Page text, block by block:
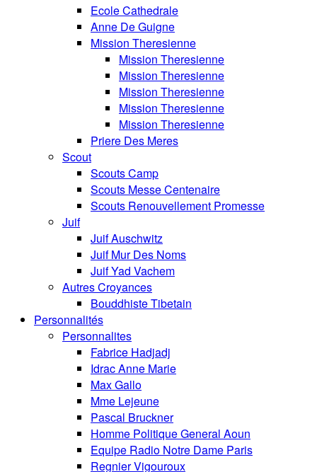
Ecole Cathedrale
Anne De Guigne
Mission Theresienne
Mission Theresienne
Mission Theresienne
Mission Theresienne
Mission Theresienne
Mission Theresienne
Priere Des Meres
Scout
Scouts Camp
Scouts Messe Centenaire
Scouts Renouvellement Promesse
Juif
Juif Auschwitz
Juif Mur Des Noms
Juif Yad Vachem
Autres Croyances
Bouddhiste Tibetain
Personnalités
Personnalites
Fabrice Hadjadj
Idrac Anne Marie
Max Gallo
Mme Lejeune
Pascal Bruckner
Homme Politique General Aoun
Equipe Radio Notre Dame Paris
Regnier Vigouroux